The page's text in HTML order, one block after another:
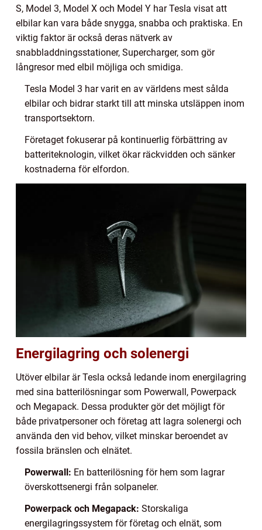
S, Model 3, Model X och Model Y har Tesla visat att
elbilar kan vara både snygga, snabba och praktiska. En
viktig faktor är också deras nätverk av
snabbladdningsstationer, Supercharger, som gör
långresor med elbil möjliga och smidiga.
Tesla Model 3 har varit en av världens mest sålda
elbilar och bidrar starkt till att minska utsläppen inom
transportsektorn.
Företaget fokuserar på kontinuerlig förbättring av
batteriteknologin, vilket ökar räckvidden och sänker
kostnaderna för elfordon.
Energilagring och solenergi
Utöver elbilar är Tesla också ledande inom energilagring
med sina batterilösningar som Powerwall, Powerpack
och Megapack. Dessa produkter gör det möjligt för
både privatpersoner och företag att lagra solenergi och
använda den vid behov, vilket minskar beroendet av
fossila bränslen och elnätet.
Powerwall: En batterilösning för hem som lagrar
överskottsenergi från solpaneler.
Powerpack och Megapack: Storskaliga
energilagringssystem för företag och elnät, som